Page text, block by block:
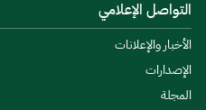
التواصل الإعلامي
الأخبار والإعلانات
الإصدارات
المجلة